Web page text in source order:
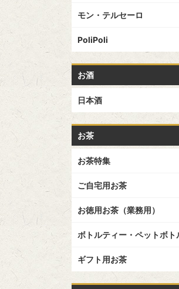
モン・テルセーロ
PoliPoli
お酒
日本酒
お茶
お茶特集
ご自宅用お茶
お徳用お茶（業務用）
ボトルティー・ペットボト
ギフト用お茶